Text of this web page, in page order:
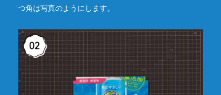
つ角は写真のようにします。